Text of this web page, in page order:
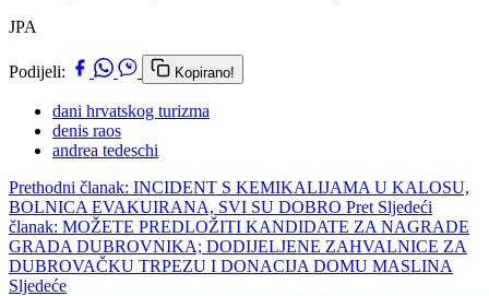
JPA
Podijeli: Kopirano!
dani hrvatskog turizma
denis raos
andrea tedeschi
Prethodni članak: INCIDENT S KEMIKALIJAMA U KALOSU,
BOLNICA EVAKUIRANA, SVI SU DOBRO Pret Sljedeći
članak: MOŽETE PREDLOŽITI KANDIDATE ZA NAGRADE
GRADA DUBROVNIKA; DODIJELJENE ZAHVALNICE ZA
DUBROVAČKU TRPEZU I DONACIJA DOMU MASLINA
Sljedeće